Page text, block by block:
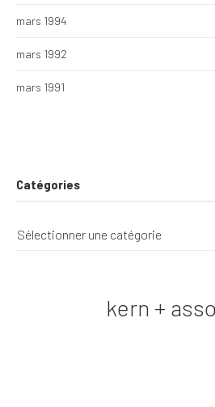
mars 1994
mars 1992
mars 1991
Catégories
kern +